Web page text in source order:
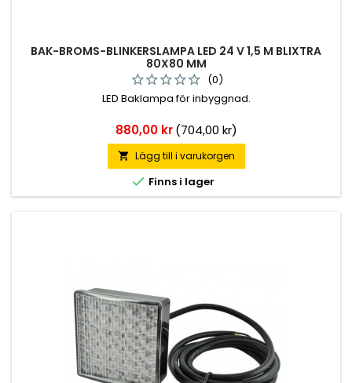
BAK-BROMS-BLINKERSLAMPA LED 24 V 1,5 M BLIXTRA
80X80 MM
(0)
LED Baklampa för inbyggnad.
Pris
880,00 kr (704,00 kr)
 Lägg till i varukorgen
 Finns i lager